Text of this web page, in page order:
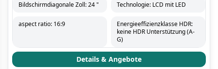
Bildschirmdiagonale Zoll: 24 " Technologie: LCD mit LED
aspect ratio: 16:9
Energieeffizienzklasse HDR:
keine HDR Unterstützung (A-
G)
Details & Angebote